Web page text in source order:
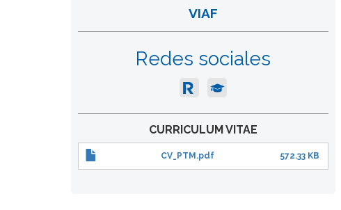
VIAF
Redes sociales
CURRICULUM VITAE
CV_PTM.pdf 572.33 KB